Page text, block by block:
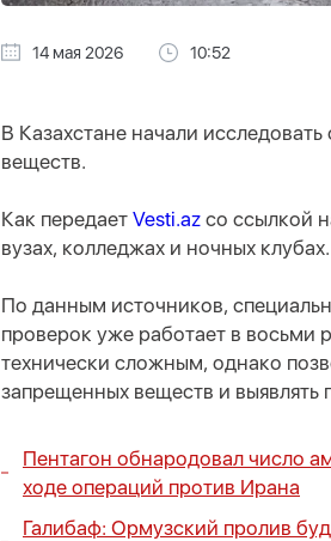
14 мая 2026 10:52
В Казахстане начали
веществ.
Как передает Vesti.az со ссылкой
вузах, колледжах и ночных клубах.
По данным источников,
проверок уже работает в восьми
технически сложным, однако
запрещенных веществ и выявлять
Пентагон обнародовал число
ходе операций против Ирана
Галибаф: Ормузский пролив